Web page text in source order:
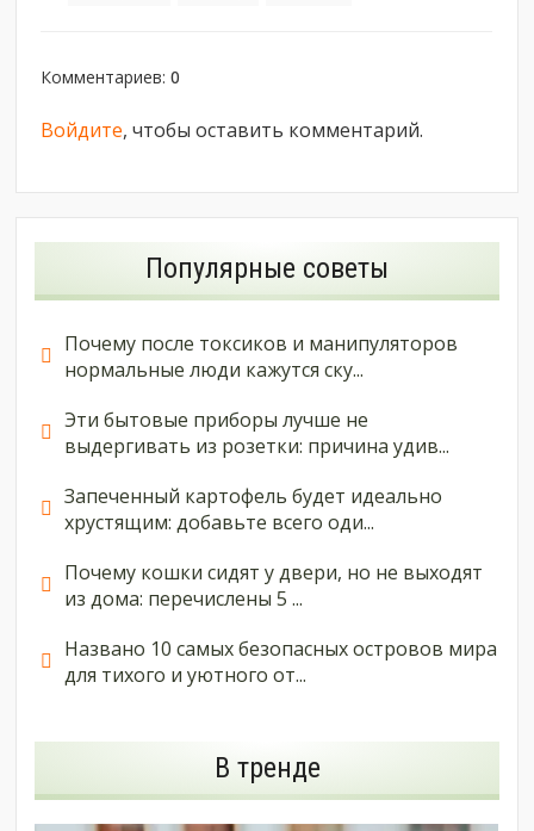
Комментариев:0
Войдите, чтобы оставить комментарий.
Популярные советы
Почему после токсиков и манипуляторов
нормальные люди кажутся ску...
Эти бытовые приборы лучше не
выдергивать из розетки: причина удив...
Запеченный картофель будет идеально
хрустящим: добавьте всего оди...
Почему кошки сидят у двери, но не выходят
из дома: перечислены 5 ...
Названо 10 самых безопасных островов мира
для тихого и уютного от...
В тренде